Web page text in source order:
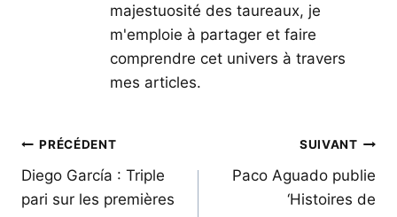
majestuosité des taureaux, je
m'emploie à partager et faire
comprendre cet univers à travers
mes articles.
Navigation
de
l’article
PRÉCÉDENT
Diego García : Triple
pari sur les premières
SUIVANT
Paco Aguado publie
‘Histoires de